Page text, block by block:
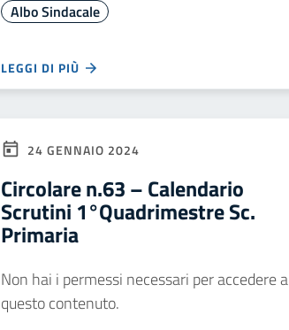
Albo Sindacale
LEGGI DI PIÙ
24 GENNAIO 2024
Circolare n.63 – Calendario
Scrutini 1°Quadrimestre Sc.
Primaria
Non hai i permessi necessari per accedere a
questo contenuto.